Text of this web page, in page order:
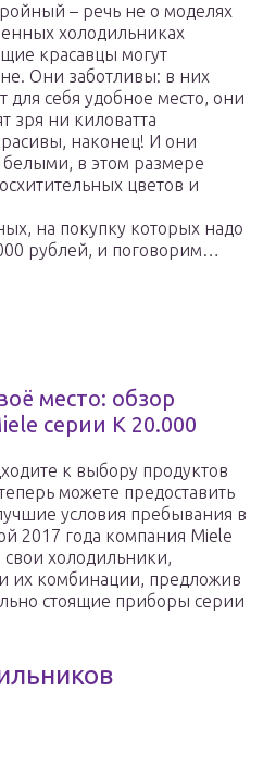
– речь не о моделях
холодильниках
красавцы могут
Они заботливы: в них
для себя удобное место, они
зря ни киловатта
наконец! И они
белыми, в этом размере
цветов и
на покупку которых надо
рублей, и поговорим…
место: обзор
серии K 20.000
к выбору продуктов
можете предоставить
условия пребывания в
2017 года компания Miele
свои холодильники,
их комбинации, предложив
стоящие приборы серии